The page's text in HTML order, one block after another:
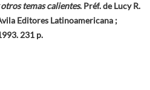
temas calientes. Préf. de Lucy R.
Editores Latinoamericana ;
231 p.